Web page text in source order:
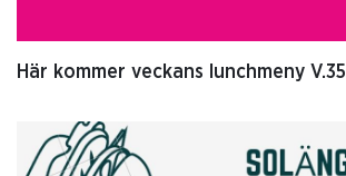
Här kommer veckans lunchmeny V.35